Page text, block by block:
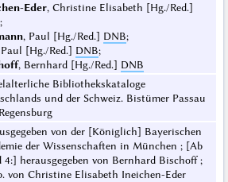
Eder, Christine Elisabeth [Hg./Red.]
;
, Paul [Hg./Red.] DNB;
[Hg./Red.] DNB;
, Bernhard [Hg./Red.] DNB
Bibliothekskataloge
und der Schweiz. Bistümer Passau
von der [Königlich] Bayerischen
der Wissenschaften in München ; [Ab
4:] herausgegeben von Bernhard Bischoff ;
von Christine Elisabeth Ineichen-Eder